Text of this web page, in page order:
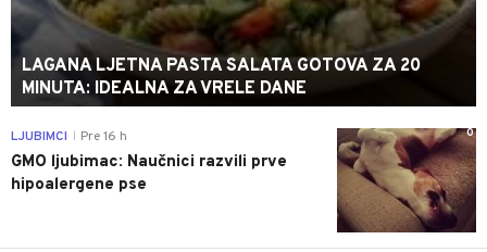
LAGANA LJETNA PASTA SALATA GOTOVA ZA 20
MINUTA: IDEALNA ZA VRELE DANE
0
LJUBIMCI Pre 16 h
GMO ljubimac: Naučnici razvili prve
hipoalergene pse